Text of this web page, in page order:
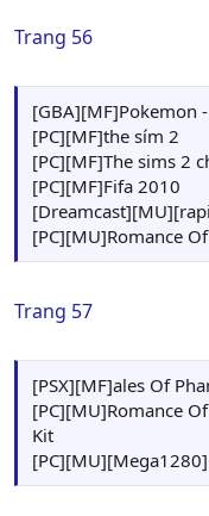
Trang 56
[GBA][MF]Pokemon
[PC][MF]the sím 2
[PC][MF]The sims 2
[PC][MF]Fifa 2010
[PC][MU]Romance
Trang 57
[PSX][MF]ales Of
[PC][MU]Romance
Kit